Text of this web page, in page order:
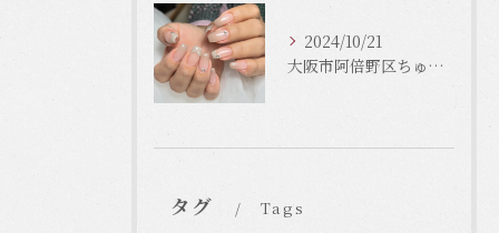
2024/10/21
大阪市阿倍野区ちゅるんネイルはLinonail
タグ Tags